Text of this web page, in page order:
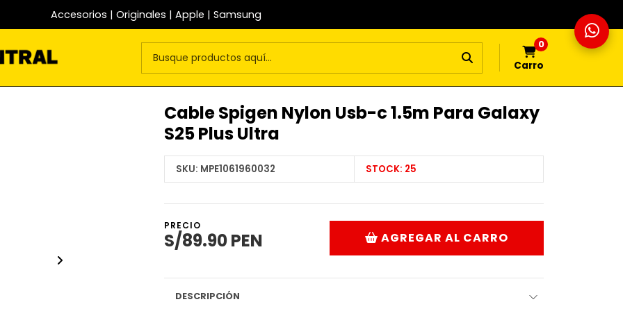
Accesorios | Originales | Apple | Samsung
0
Carro
Cable Spigen Nylon Usb-c 1.5m Para Galaxy
S25 Plus Ultra
SKU: MPE1061960032 STOCK: 25
PRECIO
S/89.90 PEN AGREGAR AL CARRO
DESCRIPCIÓN